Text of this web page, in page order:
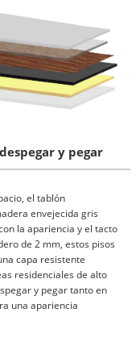
y pegar
el tablón
envejecida gris
la apariencia y el tacto
de 2 mm, estos pisos
capa resistente
residenciales de alto
y pegar tanto en
una apariencia